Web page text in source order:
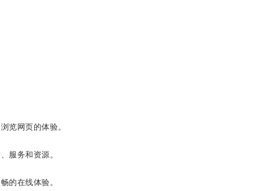
览网页的体验。
服务和资源。
的在线体验。